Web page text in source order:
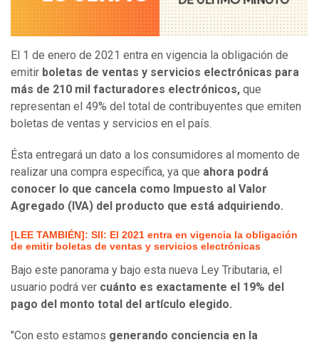
El 1 de enero de 2021 entra en vigencia la obligación de
emitir boletas de ventas y servicios electrónicas para
más de 210 mil facturadores electrónicos, que
representan el 49% del total de contribuyentes que emiten
boletas de ventas y servicios en el país.
Ésta entregará un dato a los consumidores al momento de
realizar una compra específica, ya que ahora podrá
conocer lo que cancela como Impuesto al Valor
Agregado (IVA) del producto que está adquiriendo.
[LEE TAMBIÉN]: SII: El 2021 entra en vigencia la obligación
de emitir boletas de ventas y servicios electrónicas
Bajo este panorama y bajo esta nueva Ley Tributaria, el
usuario podrá ver cuánto es exactamente el 19% del
pago del monto total del artículo elegido.
"Con esto estamos generando conciencia en la